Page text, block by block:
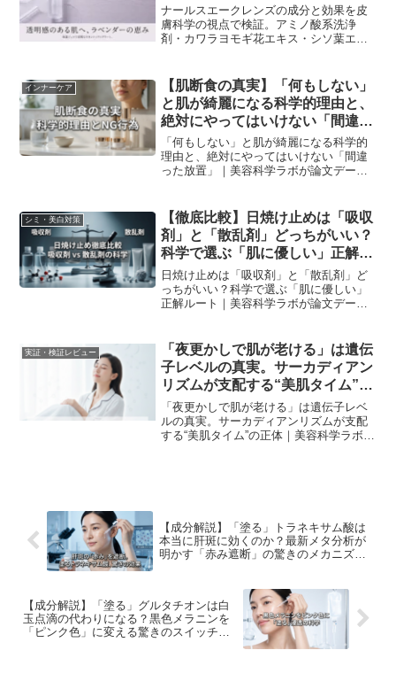
ナールスエークレンズの成分と効果を皮
膚科学の視点で検証。アミノ酸系洗浄
剤・カワラヨモギ花エキス・シソ葉エキ
インナーケア
【肌断食の真実】「何もしない」
と肌が綺麗になる科学的理由と、
絶対にやってはいけない「間違っ
た放置」
「何もしない」と肌が綺麗になる科学的
理由と、絶対にやってはいけない「間違
った放置」｜美容科学ラボが論文データ
シミ・美白対策
【徹底比較】日焼け止めは「吸収
剤」と「散乱剤」どっちがいい？
科学で選ぶ「肌に優しい」正解ル
ート
日焼け止めは「吸収剤」と「散乱剤」ど
っちがいい？科学で選ぶ「肌に優しい」
正解ルート｜美容科学ラボが論文データ
実証・検証レビュー
「夜更かしで肌が老ける」は遺伝
子レベルの真実。サーカディアン
リズムが支配する“美肌タイム”の
正体
「夜更かしで肌が老ける」は遺伝子レベ
ルの真実。サーカディアンリズムが支配
する“美肌タイム”の正体｜美容科学ラボが
【成分解説】「塗る」トラネキサム酸は
本当に肝斑に効くのか？最新メタ分析が
明かす「赤み遮断」の驚きのメカニズム
【成分解説】「塗る」グルタチオンは白
玉点滴の代わりになる？黒色メラニンを
「ピンク色」に変える驚きのスイッチ機